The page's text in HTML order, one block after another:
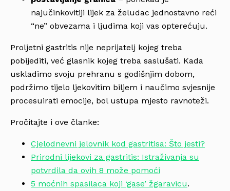
najučinkovitiji lijek za želudac jednostavno reći
“ne” obvezama i ljudima koji vas opterećuju.
Proljetni gastritis nije neprijatelj kojeg treba
pobijediti, već glasnik kojeg treba saslušati. Kada
uskladimo svoju prehranu s godišnjim dobom,
podržimo tijelo ljekovitim biljem i naučimo svjesnije
procesuirati emocije, bol ustupa mjesto ravnoteži.
Pročitajte i ove članke:
Cjelodnevni jelovnik kod gastritisa: Što jesti?
Prirodni lijekovi za gastritis: Istraživanja su
potvrdila da ovih 8 može pomoći
5 moćnih spasilaca koji ‘gase’ žgaravicu.